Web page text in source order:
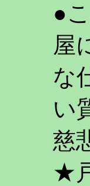
●
屋
な
い
慈
★